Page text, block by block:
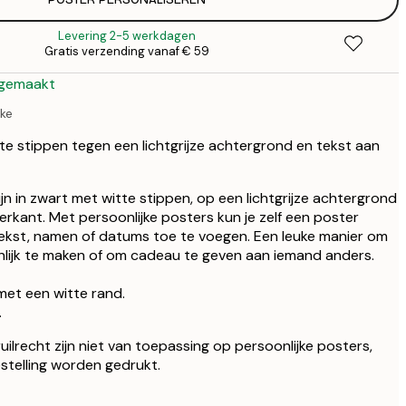
€
Levering 2-5 werkdagen
Gratis verzending vanaf € 59
stippen tegen een lichtgrijze achtergrond en tekst aan
in zwart met witte stippen, op een lichtgrijze achtergrond
Met persoonlijke posters kun je zelf een poster
namen of datums toe te voegen. Een leuke manier om
te maken of om cadeau te geven aan iemand anders.
een witte rand.
zijn niet van toepassing op persoonlijke posters,
worden gedrukt.